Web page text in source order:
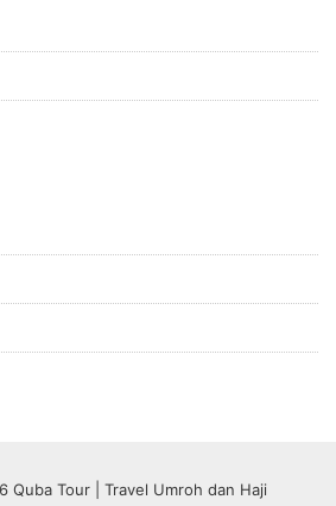
Tour | Travel Umroh dan Haji